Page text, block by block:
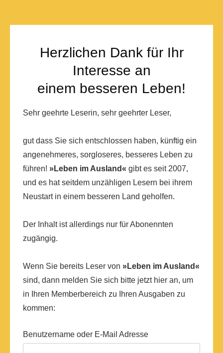
Herzlichen Dank für Ihr
Interesse an
einem besseren Leben!
Sehr geehrte Leserin, sehr geehrter Leser,
gut dass Sie sich entschlossen haben, künftig ein
angenehmeres, sorgloseres, besseres Leben zu
führen! »Leben im Ausland« gibt es seit 2007,
und es hat seitdem unzähligen Lesern bei ihrem
Neustart in einem besseren Land geholfen.
Der Inhalt ist allerdings nur für Abonennten
zugängig.
Wenn Sie bereits Leser von »Leben im Ausland«
sind, dann melden Sie sich bitte jetzt hier an, um
in Ihren Memberbereich zu Ihren Ausgaben zu
kommen:
Benutzername oder E-Mail Adresse